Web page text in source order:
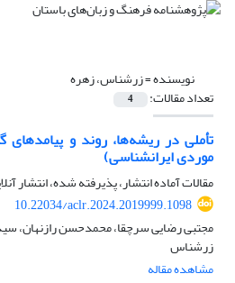
نویسنده =زرشناس، زهره
تعداد مقالات: 4
تأملی در ریشه‌ها، روند و
موردی ایرانشناسی)
مقالات آماده انتشار، پذیرفته شده، انتشار
10.22034/aclr.2024.2019999.1098
مجتبی رضایی سرچقا، محمدحسن رازنهان،
زرشناس
مشاهده مقاله